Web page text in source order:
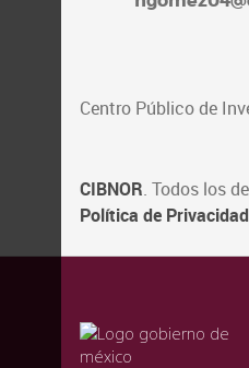
Centro Público de
CIBNOR. Todos los
Política de